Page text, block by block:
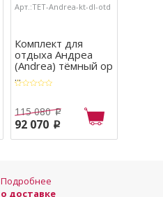
Арт.:TET-Andrea-kt-dl-otd
Комплект для
отдыха Андреа
(Andrea) тёмный ор
...
115 080 p
92 070 p
Подробнее
о доставке